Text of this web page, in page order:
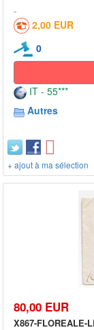
2,00 EUR
0
IT - 55***
Autres
+ ajout à ma sélection
80,00 EUR
X867-FLOREALE-